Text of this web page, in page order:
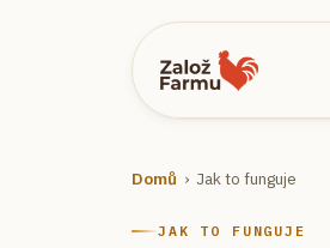
Domů › Jak to funguje
JAK TO FUNGUJE